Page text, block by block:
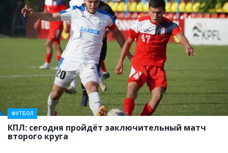
КПЛ: сегодня пройдёт заключительный матч
второго круга
ФУТБОЛ